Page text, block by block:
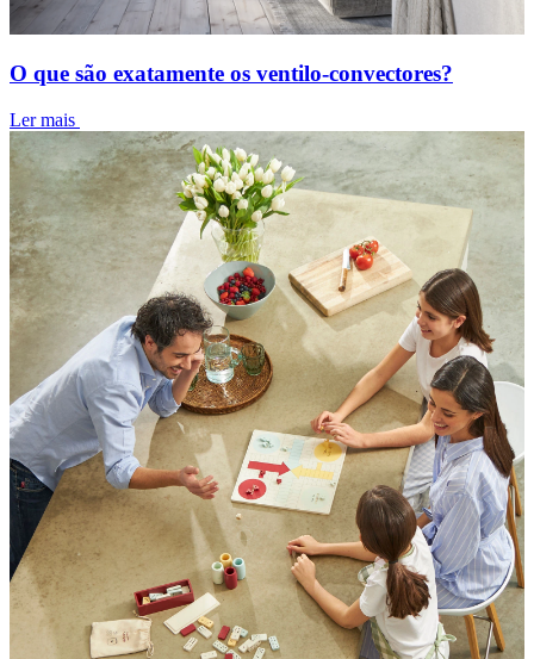
O que são exatamente os ventilo-convectores?
Ler mais